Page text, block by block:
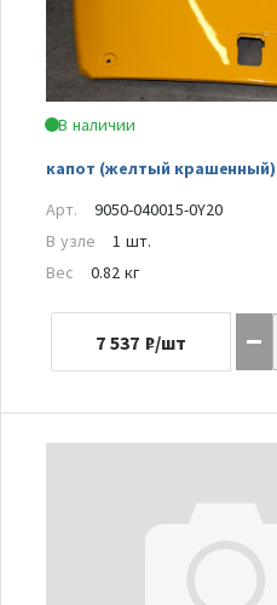
В наличии
капот (желтый крашенный)
Арт.
9050-040015-0Y20
В узле
1 шт.
Вес
0.82 кг
7 537 ₽/шт